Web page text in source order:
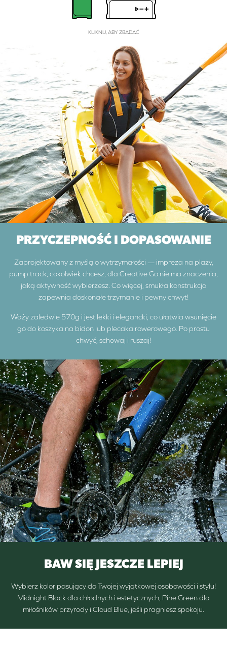
KLIKNIJ, ABY ZBADAĆ
PRZYCZEPNOŚĆ I DOPASOWANIE
Zaprojektowany z myślą o wytrzymałości — impreza na plaży,
pump track, cokolwiek chcesz, dla Creative Go nie ma znaczenia,
jaką aktywność wybierzesz. Co więcej, smukła konstrukcja
zapewnia doskonałe trzymanie i pewny chwyt!
Waży zaledwie 570g i jest lekki i elegancki, co ułatwia wsunięcie
go do koszyka na bidon lub plecaka rowerowego. Po prostu
chwyć, schowaj i ruszaj!
BAW SIĘ JESZCZE LEPIEJ
Wybierz kolor pasujący do Twojej wyjątkowej osobowości i stylu!
Midnight Black dla chłodnych i estetycznych, Pine Green dla
miłośników przyrody i Cloud Blue, jeśli pragniesz spokoju.